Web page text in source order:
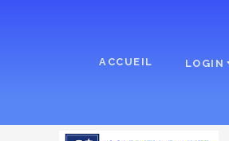
ACCUEIL LOGIN